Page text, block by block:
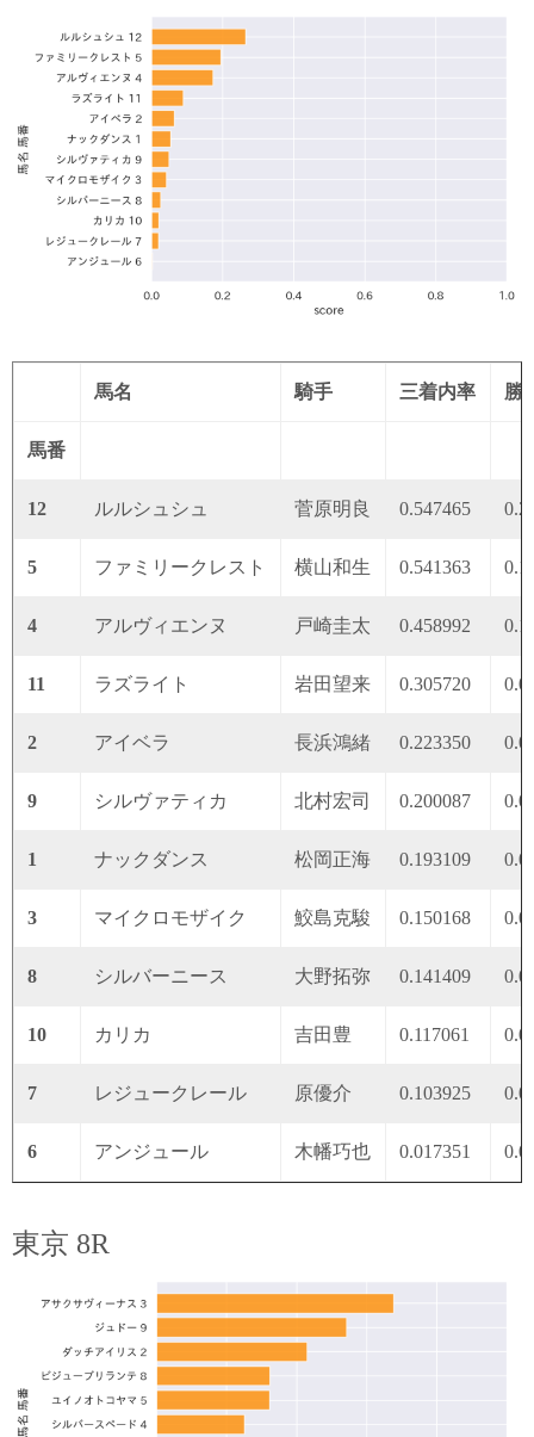
馬名 騎手 三着内率 勝
馬番
12 ルルシュシュ 菅原明良 0.547465
5 ファミリークレスト 横山和生 0.541363
4 アルヴィエンヌ 戸崎圭太 0.458992
11 ラズライト 岩田望来 0.305720
2 アイベラ 長浜鴻緒 0.223350
9 シルヴァティカ 北村宏司 0.200087
1 ナックダンス 松岡正海 0.193109
3 マイクロモザイク 鮫島克駿 0.150168
8 シルバーニース 大野拓弥 0.141409
10 カリカ 吉田豊 0.117061
7 レジュークレール 原優介 0.103925
6 アンジュール 木幡巧也 0.017351
東京 8R